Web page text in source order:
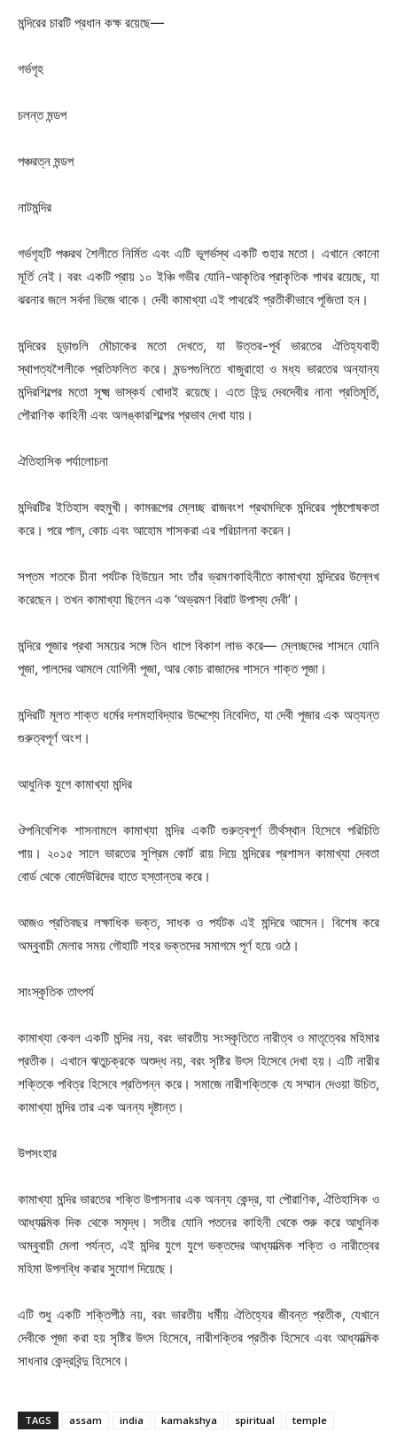
মন্দিরের চারটি প্রধান কক্ষ রয়েছে—
গর্ভগৃহ
চলন্ত মন্ডপ
পঞ্চরত্ন মন্ডপ
নাটমন্দির
গর্ভগৃহটি পঞ্চরথ শৈলীতে নির্মিত এবং এটি ভূগর্ভস্থ একটি গুহার মতো। এখানে কোনো
মূর্তি নেই। বরং একটি প্রায় ১০ ইঞ্চি গভীর যোনি-আকৃতির প্রাকৃতিক পাথর রয়েছে, যা
ঝরনার জলে সর্বদা ভিজে থাকে। দেবী কামাখ্যা এই পাথরেই প্রতীকীভাবে পূজিতা হন।
মন্দিরের চূড়াগুলি মৌচাকের মতো দেখতে, যা উত্তর-পূর্ব ভারতের ঐতিহ্যবাহী
স্থাপত্যশৈলীকে প্রতিফলিত করে। মন্ডপগুলিতে খাজুরাহো ও মধ্য ভারতের অন্যান্য
মন্দিরশিল্পের মতো সূক্ষ্ম ভাস্কর্য খোদাই রয়েছে। এতে হিন্দু দেবদেবীর নানা প্রতিমূর্তি,
পৌরাণিক কাহিনী এবং অলঙ্কারশিল্পের প্রভাব দেখা যায়।
ঐতিহাসিক পর্যালোচনা
মন্দিরটির ইতিহাস বহুমুখী। কামরূপের ম্লেচ্ছ রাজবংশ প্রথমদিকে মন্দিরের পৃষ্ঠপোষকতা
করে। পরে পাল, কোচ এবং আহোম শাসকরা এর পরিচালনা করেন।
সপ্তম শতকে চীনা পর্যটক হিউয়েন সাং তাঁর ভ্রমণকাহিনীতে কামাখ্যা মন্দিরের উল্লেখ
করেছেন। তখন কামাখ্যা ছিলেন এক ‘অভ্রমণ বিরাট উপাস্য দেবী’।
মন্দিরে পূজার প্রথা সময়ের সঙ্গে তিন ধাপে বিকাশ লাভ করে— ম্লেচ্ছদের শাসনে যোনি
পূজা, পালদের আমলে যোগিনী পূজা, আর কোচ রাজাদের শাসনে শাক্ত পূজা।
মন্দিরটি মূলত শাক্ত ধর্মের দশমহাবিদ্যার উদ্দেশ্যে নিবেদিত, যা দেবী পূজার এক অত্যন্ত
গুরুত্বপূর্ণ অংশ।
আধুনিক যুগে কামাখ্যা মন্দির
ঔপনিবেশিক শাসনামলে কামাখ্যা মন্দির একটি গুরুত্বপূর্ণ তীর্থস্থান হিসেবে পরিচিতি
পায়। ২০১৫ সালে ভারতের সুপ্রিম কোর্ট রায় দিয়ে মন্দিরের প্রশাসন কামাখ্যা দেবতা
বোর্ড থেকে বোর্দেউরিদের হাতে হস্তান্তর করে।
আজও প্রতিবছর লক্ষাধিক ভক্ত, সাধক ও পর্যটক এই মন্দিরে আসেন। বিশেষ করে
অম্বুবাচী মেলার সময় গৌহাটি শহর ভক্তদের সমাগমে পূর্ণ হয়ে ওঠে।
সাংস্কৃতিক তাৎপর্য
কামাখ্যা কেবল একটি মন্দির নয়, বরং ভারতীয় সংস্কৃতিতে নারীত্ব ও মাতৃত্বের মহিমার
প্রতীক। এখানে ঋতুচক্রকে অশুদ্ধ নয়, বরং সৃষ্টির উৎস হিসেবে দেখা হয়। এটি নারীর
শক্তিকে পবিত্র হিসেবে প্রতিপন্ন করে। সমাজে নারীশক্তিকে যে সম্মান দেওয়া উচিত,
কামাখ্যা মন্দির তার এক অনন্য দৃষ্টান্ত।
উপসংহার
কামাখ্যা মন্দির ভারতের শক্তি উপাসনার এক অনন্য কেন্দ্র, যা পৌরাণিক, ঐতিহাসিক ও
আধ্যাত্মিক দিক থেকে সমৃদ্ধ। সতীর যোনি পতনের কাহিনী থেকে শুরু করে আধুনিক
অম্বুবাচী মেলা পর্যন্ত, এই মন্দির যুগে যুগে ভক্তদের আধ্যাত্মিক শক্তি ও নারীত্বের
মহিমা উপলব্ধি করার সুযোগ দিয়েছে।
এটি শুধু একটি শক্তিপীঠ নয়, বরং ভারতীয় ধর্মীয় ঐতিহ্যের জীবন্ত প্রতীক, যেখানে
দেবীকে পূজা করা হয় সৃষ্টির উৎস হিসেবে, নারীশক্তির প্রতীক হিসেবে এবং আধ্যাত্মিক
সাধনার কেন্দ্রবিন্দু হিসেবে।
TAGS assam india kamakshya spiritual temple